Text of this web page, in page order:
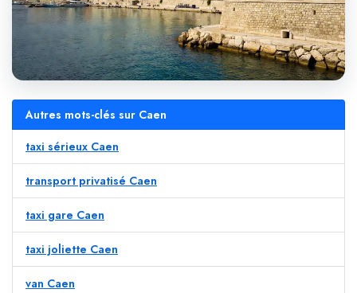
Autres mots-clés sur Caen
taxi sérieux Caen
transport privatisé Caen
taxi gare Caen
taxi joliette Caen
van Caen